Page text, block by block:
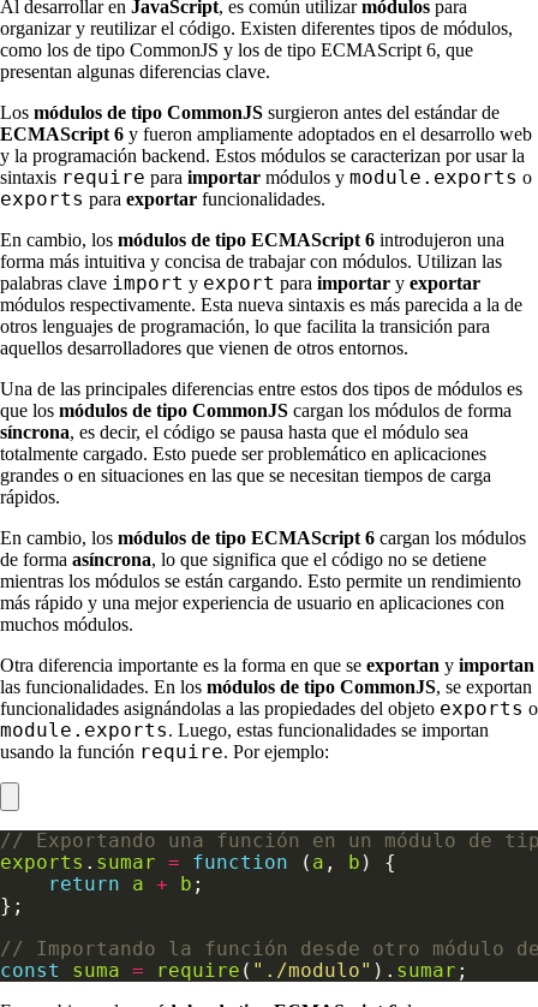
Al desarrollar en JavaScript, es común utilizarmódulos para
organizar y reutilizar el código. Existen diferentes tipos de módulos,
como los de tipo CommonJS y los de tipo ECMAScript 6, que
presentan algunas diferencias clave.
Los módulos de tipo CommonJS surgieron antes del estándar de
ECMAScript 6 y fueron ampliamente adoptados en el desarrollo web
y la programación backend. Estos módulos se caracterizan por usar la
sintaxis require para importar módulos y module.exports o
exports para exportar funcionalidades.
En cambio, los módulos de tipo ECMAScript 6 introdujeron una
forma más intuitiva y concisa de trabajar con módulos. Utilizan las
palabras clave import y export para importar y exportar
módulos respectivamente. Esta nueva sintaxis es más parecida a la de
otros lenguajes de programación, lo que facilita la transición para
aquellos desarrolladores que vienen de otros entornos.
Una de las principales diferencias entre estos dos tipos de módulos es
que los módulos de tipo CommonJS cargan los módulos de forma
síncrona, es decir, el código se pausa hasta que el módulo sea
totalmente cargado. Esto puede ser problemático en aplicaciones
grandes o en situaciones en las que se necesitan tiempos de carga
rápidos.
En cambio, los módulos de tipo ECMAScript 6 cargan los módulos
de forma asíncrona, lo que significa que el código no se detiene
mientras los módulos se están cargando. Esto permite un rendimiento
más rápido y una mejor experiencia de usuario en aplicaciones con
muchos módulos.
Otra diferencia importante es la forma en que se exportan y importan
las funcionalidades. En los módulos de tipo CommonJS, se exportan
funcionalidades asignándolas a las propiedades del objeto exports o
module.exports. Luego, estas funcionalidades se importan
usando la función require. Por ejemplo:
exports . sumar = function ( a , b
return
a + b
const suma = require ( "./modulo" ). sumar